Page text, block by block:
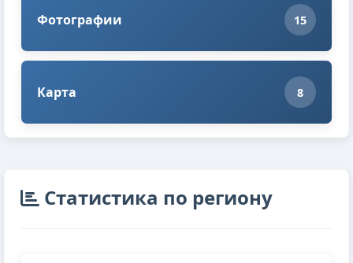
Фотографии 15
Карта 8
Cтатистика по региону